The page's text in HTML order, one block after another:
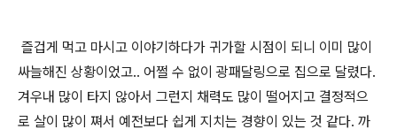
즐겁게 먹고 마시고 이야기하다가 귀가할 시점이 되니 이미 많이
싸늘해진 상황이었고.. 어쩔 수 없이 광패달링으로 집으로 달렸다.
겨우내 많이 타지 않아서 그런지 채력도 많이 떨어지고 결정적으
로 살이 많이 쪄서 예전보다 쉽게 지치는 경향이 있는 것 같다. 까